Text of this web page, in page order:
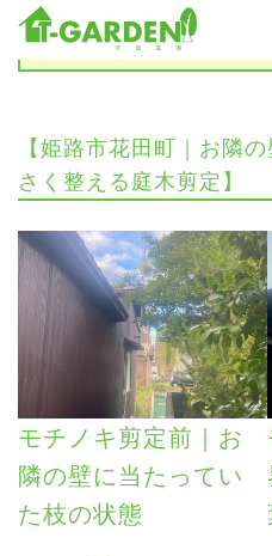
施工実績
【姫路市花田町｜お隣
さく整える庭木剪定】
モチノキ剪定前｜お
隣の壁に当たってい
た枝の状態